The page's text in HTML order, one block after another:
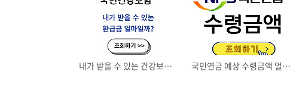
내가 받을 수 있는 건강보험 환급금 조회하기 국민연금 예상 수령금액 얼마인지 조회하기